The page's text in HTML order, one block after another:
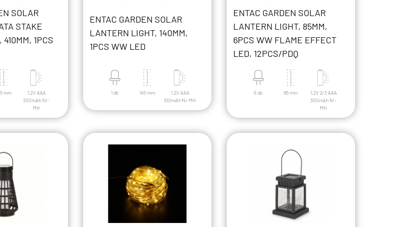
SOLAR
STAKE
1PCS
mm
1.2V AAA
200mAh Ni-
MH
ENTAC GARDEN SOLAR
LANTERN LIGHT, 140MM,
1PCS WW LED
1 db 145 mm
1.2V AAA
100mAh Ni-MH
ENTAC GARDEN SOLAR
LANTERN LIGHT, 85MM,
6PCS WW FLAME EFFECT
LED, 12PCS/PDQ
6 db 95 mm
1.2V 2/3 AAA
300mAh Ni-
MH